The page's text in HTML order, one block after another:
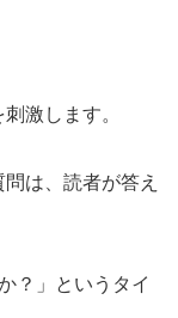
激します。
は、読者が答え
？」というタイ